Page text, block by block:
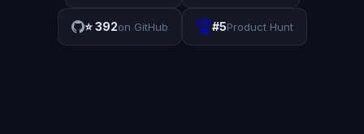
⭐392on GitHub 🏆#5Product Hunt